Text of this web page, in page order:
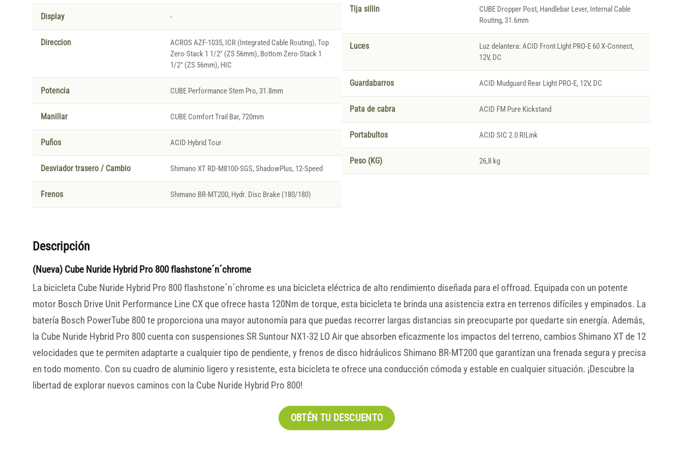
Display -
Direccion
ACROS AZF-1035, ICR (Integrated Cable Routing), Top
Zero-Stack 1 1/2" (ZS 56mm), Bottom Zero-Stack 1
1/2" (ZS 56mm), HIC
Potencia CUBE Performance Stem Pro, 31.8mm
Manillar CUBE Comfort Trail Bar, 720mm
Puños ACID Hybrid Tour
Desviador trasero / Cambio Shimano XT RD-M8100-SGS, ShadowPlus, 12-Speed
Frenos Shimano BR-MT200, Hydr. Disc Brake (180/180)
Tija sillin
CUBE Dropper Post, Handlebar Lever, Internal Cable
Routing, 31.6mm
Luces
Luz delantera: ACID Front Light PRO-E 60 X-Connect,
12V, DC
Guardabarros ACID Mudguard Rear Light PRO-E, 12V, DC
Pata de cabra ACID FM Pure Kickstand
Portabultos ACID SIC 2.0 RILink
Peso (KG) 26,8 kg
Descripción
(Nueva) Cube Nuride Hybrid Pro 800 flashstone´n´chrome
La bicicleta Cube Nuride Hybrid Pro 800 flashstone´n´chrome es una bicicleta eléctrica de alto rendimiento diseñada para el offroad. Equipada con un potente
motor Bosch Drive Unit Performance Line CX que ofrece hasta 120Nm de torque, esta bicicleta te brinda una asistencia extra en terrenos difíciles y empinados. La
batería Bosch PowerTube 800 te proporciona una mayor autonomía para que puedas recorrer largas distancias sin preocuparte por quedarte sin energía. Además,
la Cube Nuride Hybrid Pro 800 cuenta con suspensiones SR Suntour NX1-32 LO Air que absorben eficazmente los impactos del terreno, cambios Shimano XT de 12
velocidades que te permiten adaptarte a cualquier tipo de pendiente, y frenos de disco hidráulicos Shimano BR-MT200 que garantizan una frenada segura y precisa
en todo momento. Con su cuadro de aluminio ligero y resistente, esta bicicleta te ofrece una conducción cómoda y estable en cualquier situación. ¡Descubre la
libertad de explorar nuevos caminos con la Cube Nuride Hybrid Pro 800!
OBTÉN TU DESCUENTO